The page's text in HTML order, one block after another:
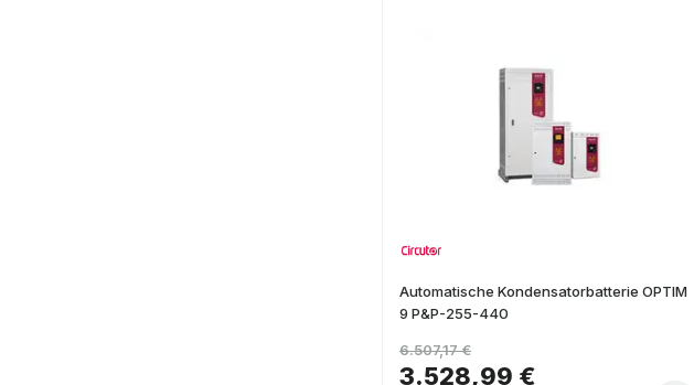
Automatische Kondensatorbatterie OPTIM
9 P&P-255-440
3.528,99 €
6.507,17 €